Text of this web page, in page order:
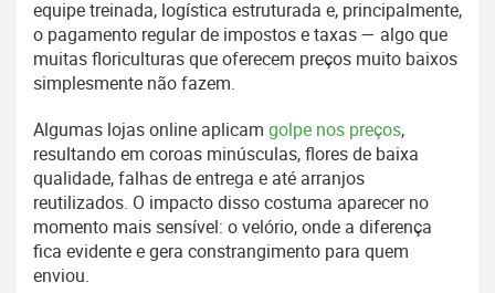
equipe treinada, logística estruturada e, principalmente,
o pagamento regular de impostos e taxas — algo que
muitas floriculturas que oferecem preços muito baixos
simplesmente não fazem.
Algumas lojas online aplicam golpe nos preços,
resultando em coroas minúsculas, flores de baixa
qualidade, falhas de entrega e até arranjos
reutilizados. O impacto disso costuma aparecer no
momento mais sensível: o velório, onde a diferença
fica evidente e gera constrangimento para quem
enviou.